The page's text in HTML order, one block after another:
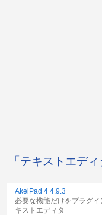
「テキストエデ
AkelPad 4 4.9.3
必要な機能だけをプラグ
キストエディタ